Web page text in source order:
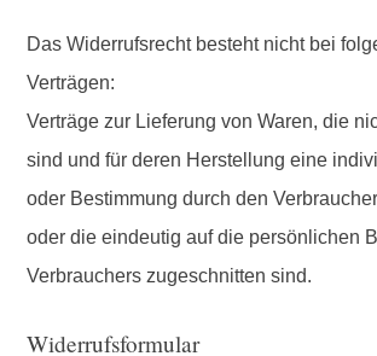
Das Widerrufsrecht besteht nicht bei
Verträgen:
Verträge zur Lieferung von Waren, die
sind und für deren Herstellung eine
oder Bestimmung durch den
oder die eindeutig auf die persönlichen
Verbrauchers zugeschnitten sind.
Widerrufsformular